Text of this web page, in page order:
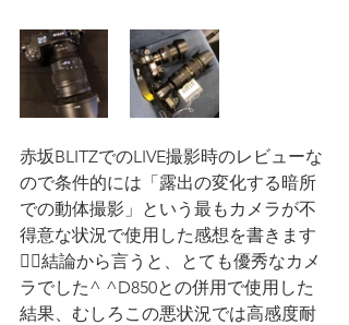
赤坂BLITZでのLIVE撮影時のレビューな
ので条件的には「露出の変化する暗所
での動体撮影」という最もカメラが不
得意な状況で使用した感想を書きます
💁‍♂️結論から言うと、とても優秀なカメ
ラでした^ ^D850との併用で使用した
結果、むしろこの悪状況では高感度耐